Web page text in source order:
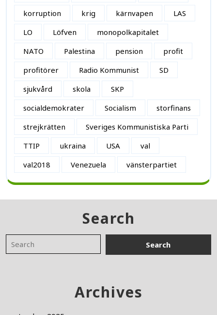
korruption
krig kärnvapen
LAS
LO
Löfven
monopolkapitalet
NATO
Palestina pension
profit
profitörer
Radio Kommunist
SD
sjukvård
skola
SKP
socialdemokrater
Socialism
storfinans
strejkrätten
Sveriges Kommunistiska Parti
TTIP
ukraina USA
val
val2018
Venezuela vänsterpartiet
Search
Archives